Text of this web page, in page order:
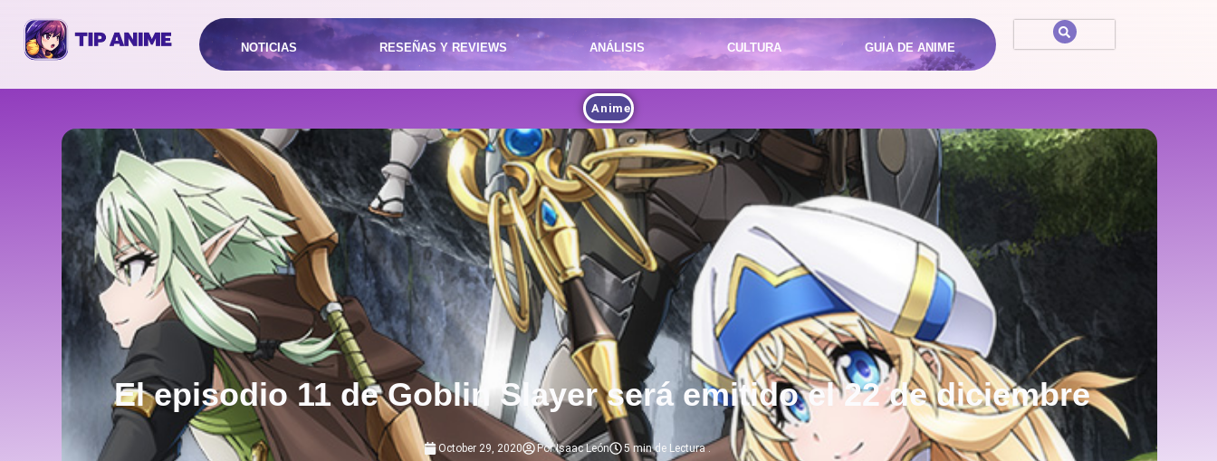
NOTICIAS RESEÑAS Y REVIEWS ANÁLISIS CULTURA GUIA DE ANIME
Anime
El episodio 11 de Goblin Slayer será emitido el 22 de diciembre
October 29, 2020 PorIsaac León 5 min de Lectura .